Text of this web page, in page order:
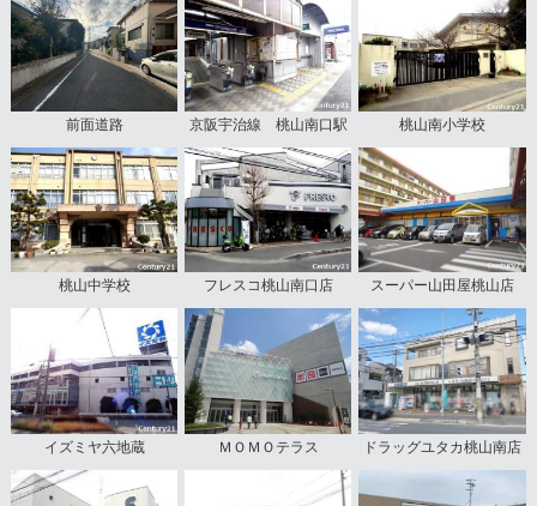
前面道路 京阪宇治線 桃山南口駅 桃山南小学校
桃山中学校 フレスコ桃山南口店 スーパー山田屋桃山店
イズミヤ六地蔵 ＭＯＭＯテラス ドラッグユタカ桃山南店